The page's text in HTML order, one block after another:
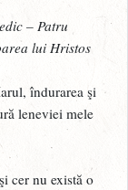
– Patru
lui Hristos
îndurarea şi
leneviei mele
cer nu există o